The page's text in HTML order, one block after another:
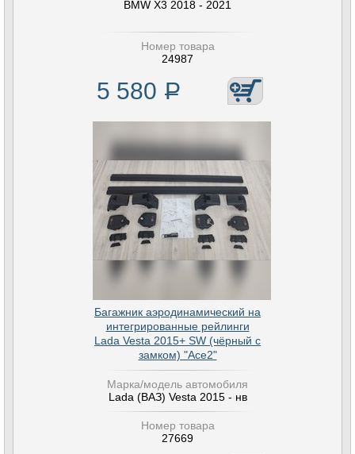
BMW X3 2018 - 2021
Номер товара
24987
5 580 Р
Багажник аэродинамический на
интегрированные рейлинги
Lada Vesta 2015+ SW (чёрный с
замком) "Ace2"
Марка/модель автомобиля
Lada (ВАЗ) Vesta 2015 - нв
Номер товара
27669